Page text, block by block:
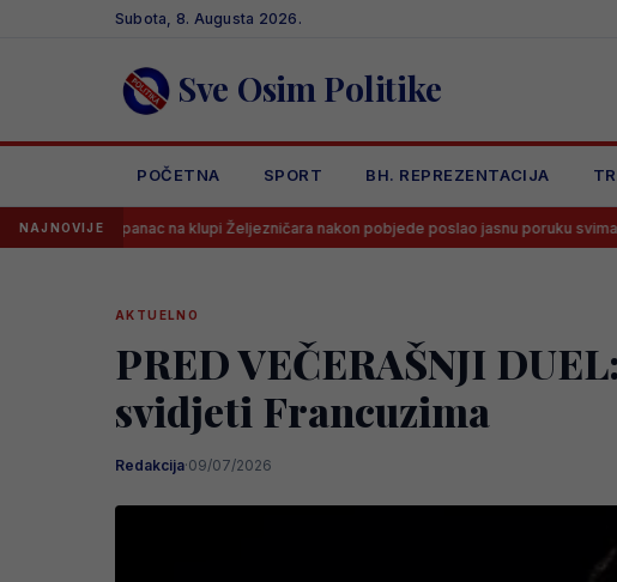
Subota, 8. Augusta 2026.
Sve Osim Politike
POČETNA SPORT BH. REPREZENTACIJA
NAJNOVIJE
na klupi Željezničara nakon pobjede poslao jasnu poruku svima
AKTUELNO
PRED VEČERAŠNJI
svidjeti Francuzima
Redakcija·09/07/2026